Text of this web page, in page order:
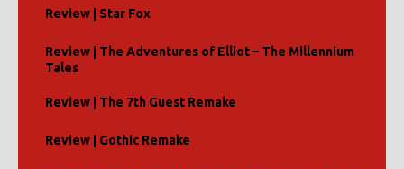
Review | Star Fox
Review | The Adventures of Elliot – The Millennium
Tales
Review | The 7th Guest Remake
Review | Gothic Remake